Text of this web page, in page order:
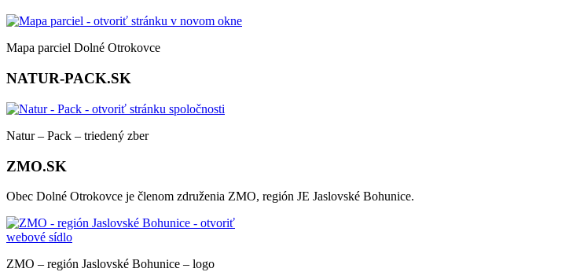
Mapa parciel Dolné Otrokovce
NATUR-PACK.SK
Natur – Pack – triedený zber
ZMO.SK
Obec Dolné Otrokovce je členom združenia ZMO, región JE Jaslovské Bohunice.
ZMO – región Jaslovské Bohunice – logo